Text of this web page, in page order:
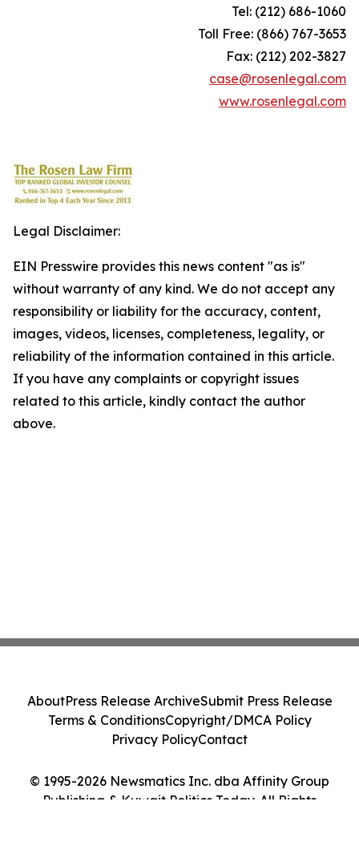
Tel: (212) 686-1060
Toll Free: (866) 767-3653
Fax: (212) 202-3827
case@rosenlegal.com
www.rosenlegal.com
Legal Disclaimer:
EIN Presswire provides this news content "as is"
without warranty of any kind. We do not accept any
responsibility or liability for the accuracy, content,
images, videos, licenses, completeness, legality, or
reliability of the information contained in this article.
If you have any complaints or copyright issues
related to this article, kindly contact the author
above.
© 1995-2026 Newsmatics Inc. dba Affinity Group
Publishing & Kuwait Politics Today. All Rights
AboutPress Release ArchiveSubmit Press Release
Terms & ConditionsCopyright/DMCA Policy
Privacy PolicyContact